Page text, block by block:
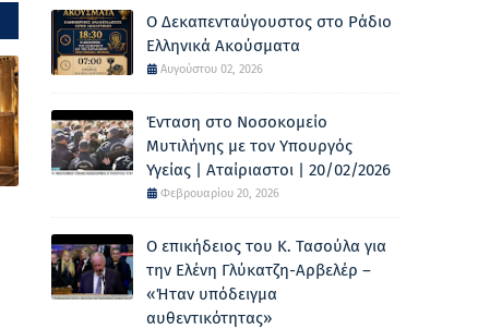
Ο Δεκαπενταύγουστος στο Ράδιο
Ελληνικά Ακούσματα
Αυγούστου 02, 2026
Ένταση στο Νοσοκομείο
Μυτιλήνης με τον Υπουργός
Υγείας | Αταίριαστοι | 20/02/2026
Φεβρουαρίου 20, 2026
Ο επικήδειος του Κ. Τασούλα για
την Ελένη Γλύκατζη-Αρβελέρ –
«Ήταν υπόδειγμα
αυθεντικότητας»